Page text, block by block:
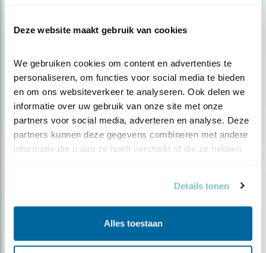
Deze website maakt gebruik van cookies
We gebruiken cookies om content en advertenties te
personaliseren, om functies voor social media te bieden
en om ons websiteverkeer te analyseren. Ook delen we
informatie over uw gebruik van onze site met onze
partners voor social media, adverteren en analyse. Deze
partners kunnen deze gegevens combineren met andere
informatie die u aan ze heeft verstrekt of die ze hebben
Details tonen
Alles toestaan